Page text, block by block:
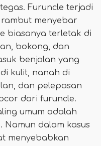
Furuncle terjadi
menyebar
biasanya terletak di
bokong, dan
benjolan yang
kulit, nanah di
dan pelepasan
dari furuncle.
umum adalah
dalam kasus
menyebabkan